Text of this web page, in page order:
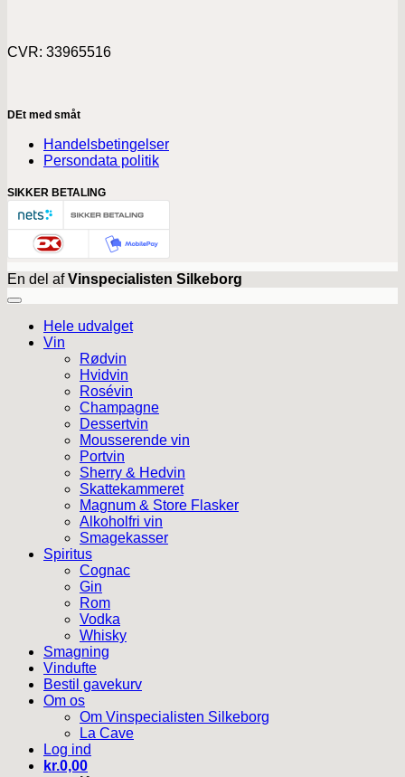
CVR: 33965516
DEt med småt
Handelsbetingelser
Persondata politik
SIKKER BETALING
En del afVinspecialisten Silkeborg
Hele udvalget
Vin
Rødvin
Hvidvin
Rosévin
Champagne
Dessertvin
Mousserende vin
Portvin
Sherry & Hedvin
Skattekammeret
Magnum & Store Flasker
Alkoholfri vin
Smagekasser
Spiritus
Cognac
Gin
Rom
Vodka
Whisky
Smagning
Vindufte
Bestil gavekurv
Om os
Om Vinspecialisten Silkeborg
La Cave
Log ind
kr.0,00